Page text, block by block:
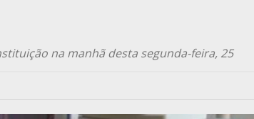
na manhã desta segunda-feira, 25